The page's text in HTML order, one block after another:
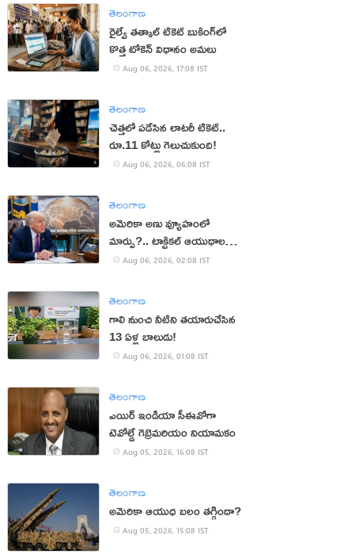
తెలంగాణ
రైల్వే తత్కాల్ టికెట్ బుకింగ్‌లో
కొత్త టోకెన్ విధానం అమలు
Aug 06, 2026, 17:08 IST
తెలంగాణ
చెత్తలో పడేసిన లాటరీ టికెట్..
రూ.11 కోట్లు గెలుచుకుంది!
Aug 06, 2026, 06:08 IST
తెలంగాణ
అమెరికా అణు వ్యూహంలో
మార్పు?.. టాక్టికల్ ఆయుధాలకు
ప్రాధాన్యం!
Aug 06, 2026, 02:08 IST
తెలంగాణ
గాలి నుంచి నీటిని తయారుచేసిన
13 ఏళ్ల బాలుడు!
Aug 06, 2026, 01:08 IST
తెలంగాణ
ఎయిర్ ఇండియా సీఈవోగా
టెవోల్డే గెబ్రెమరియం నియామకం
Aug 05, 2026, 16:08 IST
తెలంగాణ
అమెరికా ఆయుధ బలం తగ్గిందా?
Aug 05, 2026, 15:08 IST